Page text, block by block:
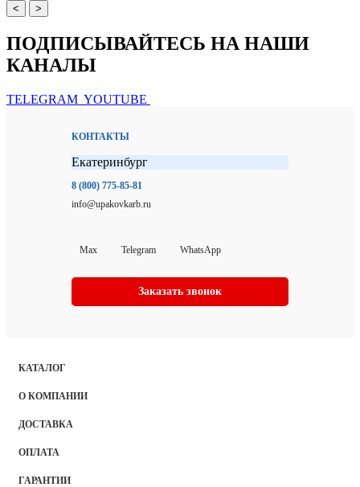
< >
ПОДПИСЫВАЙТЕСЬ НА НАШИ
КАНАЛЫ
TELEGRAM YOUTUBE
КОНТАКТЫ
Екатеринбург
8 (800) 775-85-81
info@upakovkarb.ru
Max Telegram WhatsApp
Заказать звонок
КАТАЛОГ
О КОМПАНИИ
ДОСТАВКА
ОПЛАТА
ГАРАНТИИ